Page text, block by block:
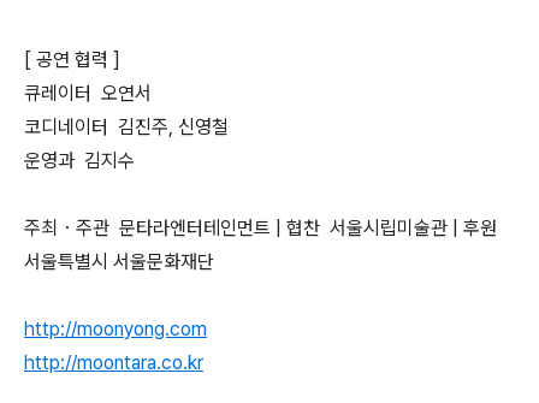
[ 공연 협력 ]
큐레이터 오연서
코디네이터 김진주, 신영철
운영과 김지수
주최・주관 문타라엔터테인먼트 | 협찬 서울시립미술관 | 후원
서울특별시 서울문화재단
http://moonyong.com
http://moontara.co.kr